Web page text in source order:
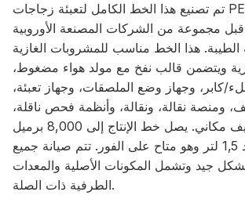
تم تصنيع هذا الخط الكامل لتعبئة زجاجات PET بين عامي
و2012 من قبل مجموعة من الشركات المصنعة الأوروبية
هذا الخط مناسب للمشروبات الغازية
ويتضمن قالب نفخ مع مولد هواء مضغوط،
وجهاز وضع الملصقات، وجهاز تعبئة،
ومنصة نقالة، ونقالة، وأنظمة فحص ناقلة،
ووحدة خلط وتنظيف مكاني. يصل خط الإنتاج إلى 8,000 برميل
في الساعة عند 1,5 لتر وهو متاح على الفور. تتم صيانة جميع
جيد وتشمل المكونات الأصلية والمعدات
الطرفية ذات الصلة.